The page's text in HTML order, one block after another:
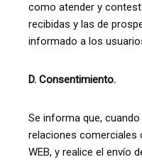
como atender y
recibidas y las de
informado a los
D. Consentimiento.
Se informa que,
relaciones comerciales
WEB, y realice el envío